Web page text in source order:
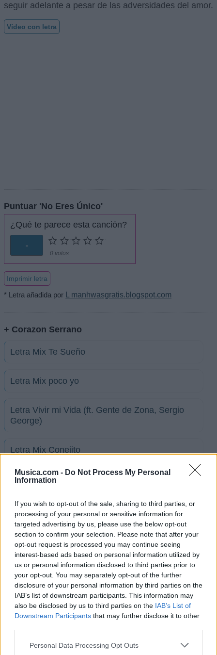
Musica.com - Do Not Process My Personal
Information
If you wish to opt-out of the sale, sharing to third parties, or
processing of your personal or sensitive information for
targeted advertising by us, please use the below opt-out
section to confirm your selection. Please note that after your
opt-out request is processed you may continue seeing
interest-based ads based on personal information utilized by
us or personal information disclosed to third parties prior to
your opt-out. You may separately opt-out of the further
disclosure of your personal information by third parties on the
IAB’s list of downstream participants. This information may
also be disclosed by us to third parties on the IAB’s List of
Downstream Participants that may further disclose it to other
Personal Data Processing Opt Outs
seguir adelante a pesar de las adversidades del amor.
Vídeo con letra
Puntuar 'No Eres Único'
¿Qué te parece esta canción?
-
0 votos
Imprimir letra
* Letra añadida por L manhwasgratis.blogspot.com
+ Corazon Serrano
Letra Mix Te Sueño
Letra Mix poco yo
Letra Vivir mi Vida (ft. Gente de Zona, Sergio
George)
Letra Mix Conejito
Letra Mix Dina (Todo Empezó / Que lindos son
Letra No eres único
Letra En vida
Letra La Metralleta
+ Letras de Corazon Serrano
Foro